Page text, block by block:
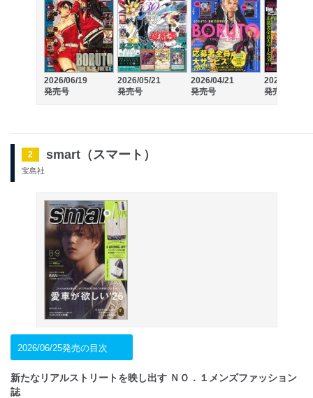
2026/06/19
発売号
2026/05/21
発売号
2026/04/21
発売号
2026/03/19
発売号
2 smart（スマート）
宝島社
2026/06/25発売の目次
新たなリアルストリートを映し出す ＮＯ．１メンズファッション
誌